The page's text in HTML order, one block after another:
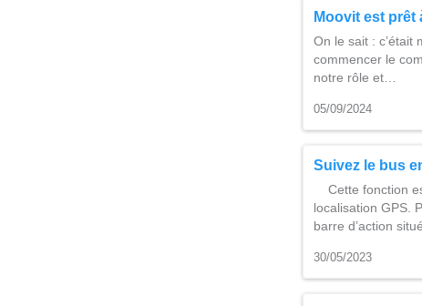
Moovit est prêt
On le sait : c’était
commencer le
notre rôle et…
05/09/2024
Suivez le bus
Cette fonction
localisation GPS.
barre d’action
30/05/2023